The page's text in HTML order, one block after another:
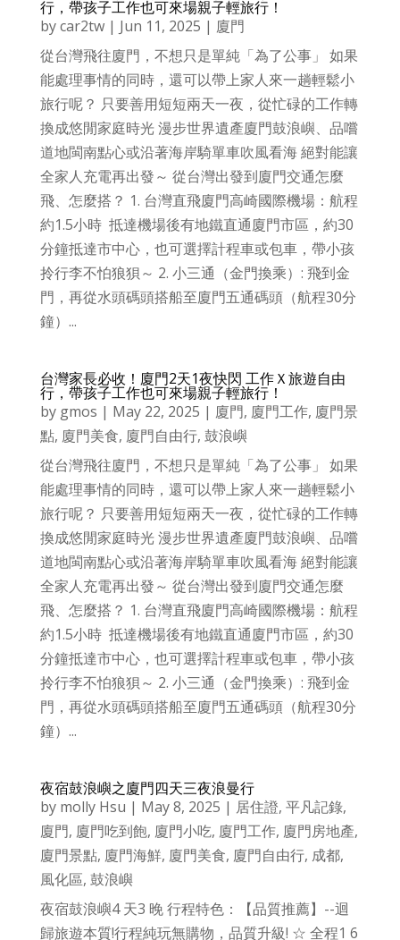
行，帶孩子工作也可來場親子輕旅行！
bycar2tw| Jun 11, 2025 | 廈門
從台灣飛往廈門，不想只是單純「為了公事」 如果
能處理事情的同時，還可以帶上家人來一趟輕鬆小
旅行呢？ 只要善用短短兩天一夜，從忙碌的工作轉
換成悠閒家庭時光 漫步世界遺產廈門鼓浪嶼、品嚐
道地閩南點心或沿著海岸騎單車吹風看海 絕對能讓
全家人充電再出發～ 從台灣出發到廈門交通怎麼
飛、怎麼搭？ 1. 台灣直飛廈門高崎國際機場：航程
約1.5小時 抵達機場後有地鐵直通廈門市區，約30
分鐘抵達市中心，也可選擇計程車或包車，帶小孩
拎行李不怕狼狽～ 2. 小三通（金門換乘）: 飛到金
門，再從水頭碼頭搭船至廈門五通碼頭（航程30分
鐘）...
台灣家長必收！廈門2天1夜快閃 工作Ｘ旅遊自由
行，帶孩子工作也可來場親子輕旅行！
by gmos | May 22, 2025 | 廈門, 廈門工作, 廈門景
點, 廈門美食, 廈門自由行, 鼓浪嶼
從台灣飛往廈門，不想只是單純「為了公事」 如果
能處理事情的同時，還可以帶上家人來一趟輕鬆小
旅行呢？ 只要善用短短兩天一夜，從忙碌的工作轉
換成悠閒家庭時光 漫步世界遺產廈門鼓浪嶼、品嚐
道地閩南點心或沿著海岸騎單車吹風看海 絕對能讓
全家人充電再出發～ 從台灣出發到廈門交通怎麼
飛、怎麼搭？ 1. 台灣直飛廈門高崎國際機場：航程
約1.5小時 抵達機場後有地鐵直通廈門市區，約30
分鐘抵達市中心，也可選擇計程車或包車，帶小孩
拎行李不怕狼狽～ 2. 小三通（金門換乘）: 飛到金
門，再從水頭碼頭搭船至廈門五通碼頭（航程30分
鐘）...
夜宿鼓浪嶼之廈門四天三夜浪曼行
by molly Hsu | May 8, 2025 | 居住證, 平凡記錄,
廈門, 廈門吃到飽, 廈門小吃, 廈門工作, 廈門房地產,
廈門景點, 廈門海鮮, 廈門美食, 廈門自由行, 成都,
風化區, 鼓浪嶼
夜宿鼓浪嶼4 天3 晚 行程特色：【品質推薦】--迴
歸旅遊本質!行程純玩無購物，品質升級! ☆ 全程1 6